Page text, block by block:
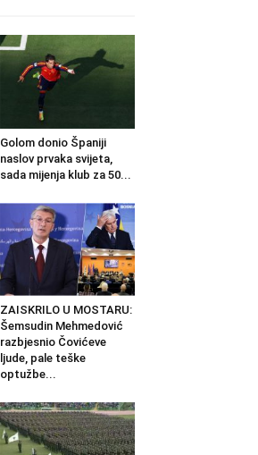
Golom donio Španiji
naslov prvaka svijeta,
sada mijenja klub za 50...
ZAISKRILO U MOSTARU:
Šemsudin Mehmedović
razbjesnio Čovićeve
ljude, pale teške
optužbe...